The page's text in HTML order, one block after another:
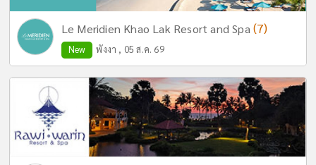
Le Meridien Khao Lak Resort and Spa (7)
New พังงา , 05 ส.ค. 69